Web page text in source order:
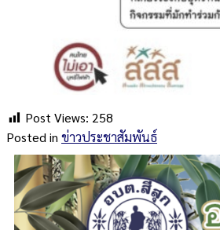
Post Views: 258
Posted in ข่าวประชาสัมพันธ์